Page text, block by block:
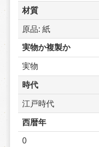
材質
原品: 紙
実物か複製か
実物
時代
江戸時代
西暦年
0